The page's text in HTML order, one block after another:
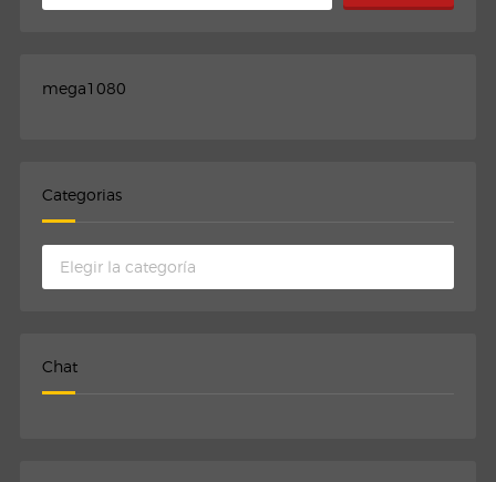
mega1080
Categorias
Categorias
Chat